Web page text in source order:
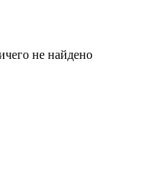
не найдено